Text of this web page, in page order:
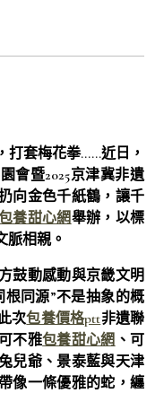
打套梅花拳……近日，
會暨2025京津冀非遺
向金色千紙鶴，讓千
養甜心網舉辦，以標
脈相親。
鼓動感動與京畿文明
根同源”不是抽象的概
次包養價格ptt非遺聯
不雅包養甜心網 、可
兒爺、景泰藍與天津
像一條優雅的蛇，纏